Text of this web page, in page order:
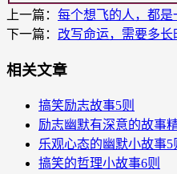
上一篇： 每个想飞的人，都
下一篇： 改写命运，需要多长
相关文章
搞笑励志故事5则
励志幽默有深意的故事
乐观心态的幽默小故事5
搞笑的哲理小故事6则